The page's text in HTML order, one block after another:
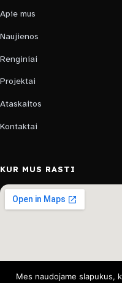
Apie mus
Naujienos
Renginiai
Projektai
Ataskaitos
Kontaktai
KUR MUS RASTI
Mes naudojame slapukus,